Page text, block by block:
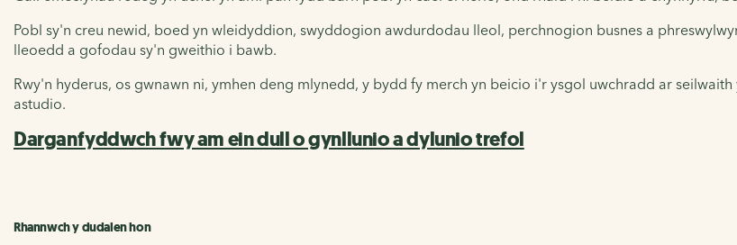
Pobl sy'n creu newid, boed yn wleidyddion, swyddogion awdurdodau lleol, perchnogion busnes a
lleoedd a gofodau sy'n gweithio i bawb.
Rwy'n hyderus, os gwnawn ni, ymhen deng mlynedd, y bydd fy merch yn beicio i'r ysgol uwchradd ar
astudio.
Darganfyddwch fwy am ein dull o gynllunio a dylunio trefol
Rhannwch y dudalen hon